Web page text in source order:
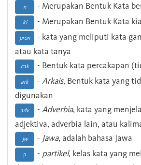
n - Merupakan Bentuk Kata
ki - Merupakan Bentuk Kata
pron
- kata yang meliputi kata
atau kata tanya
cak - Bentuk kata percakapan
ark - Arkais, Bentuk kata yang
digunakan
adv - Adverbia, kata yang
adjektiva, adverbia lain, atau
Jw - Jawa, adalah bahasa Jawa
p - partikel, kelas kata yang